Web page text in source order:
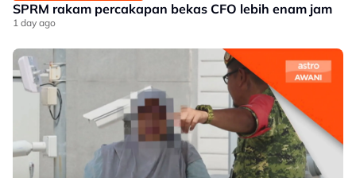
SPRM rakam percakapan bekas CFO lebih enam jam
1 day ago